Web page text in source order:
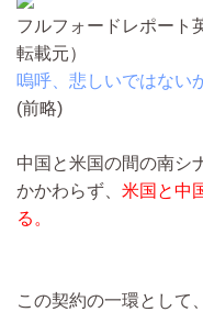
フルフォードレポート
転載元）
嗚呼、悲しいではない
(前略)
中国と米国の間の南シ
かかわらず、 米国と中
る。
この契約の一環として、